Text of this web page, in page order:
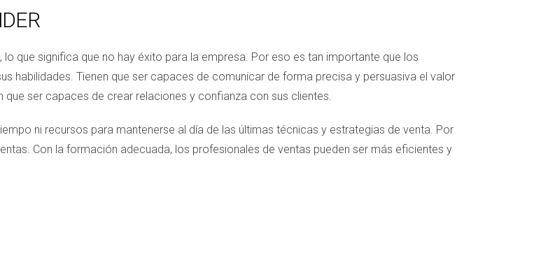
que significa que no hay éxito para la empresa. Por eso es tan importante que los
habilidades. Tienen que ser capaces de comunicar de forma precisa y persuasiva el valor
ser capaces de crear relaciones y confianza con sus clientes.
ni recursos para mantenerse al día de las últimas técnicas y estrategias de venta. Por
Con la formación adecuada, los profesionales de ventas pueden ser más eficientes y